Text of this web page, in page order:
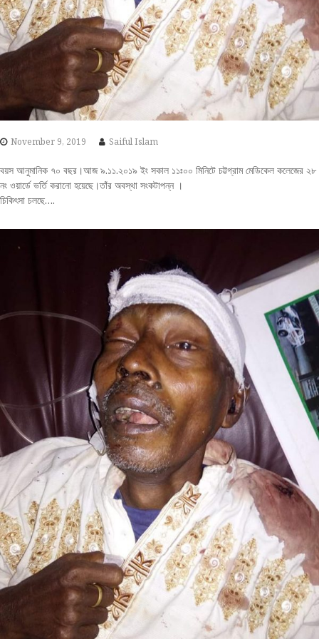
November 9, 2019 Saiful Islam
বয়স আনুমানিক ৭০ বছর।আজ ৯.১১.২০১৯ ইং সকাল ১১ঃ০০ মিনিটে চট্টগ্রাম মেডিকেল কলেজের ২৮
নং ওয়ার্ডে ভর্তি করানো হয়েছে।তাঁর অবস্থা সংকটাপন্ন ।
চিকিৎসা চলছে….